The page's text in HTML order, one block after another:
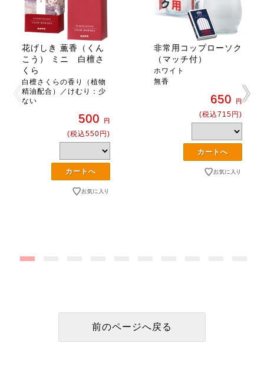
花げしき 薫香（くん
こう） ミニ 白檀さ
くら
白檀さくらの香り（植物
精油配合）／けむり：少
ない
500 円
(税込550円)
非常用コップローソク
（マッチ付）
ホワイト
無香
650 円
(税込715円)